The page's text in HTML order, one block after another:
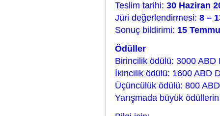
Teslim tarihi: 30 Haziran
Jüri değerlendirmesi: 8 –
Sonuç bildirimi: 15
Ödüller
Birincilik ödülü: 3000 ABD
İkincilik ödülü: 1600 ABD
Üçüncülük ödülü: 800
Yarışmada büyük